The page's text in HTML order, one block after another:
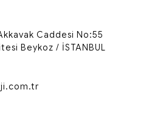
Caddesi No:55
Beykoz / İSTANBUL